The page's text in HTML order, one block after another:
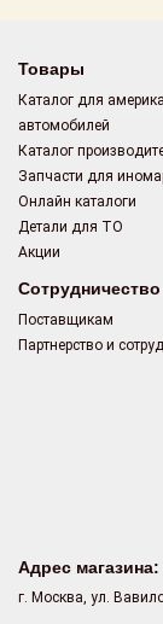
Товары
Каталог для
автомобилей
Каталог
Запчасти для
Онлайн каталоги
Детали для ТО
Акции
Сотрудничество
Поставщикам
Партнерство и
Адрес магазина:
г. Москва, ул.